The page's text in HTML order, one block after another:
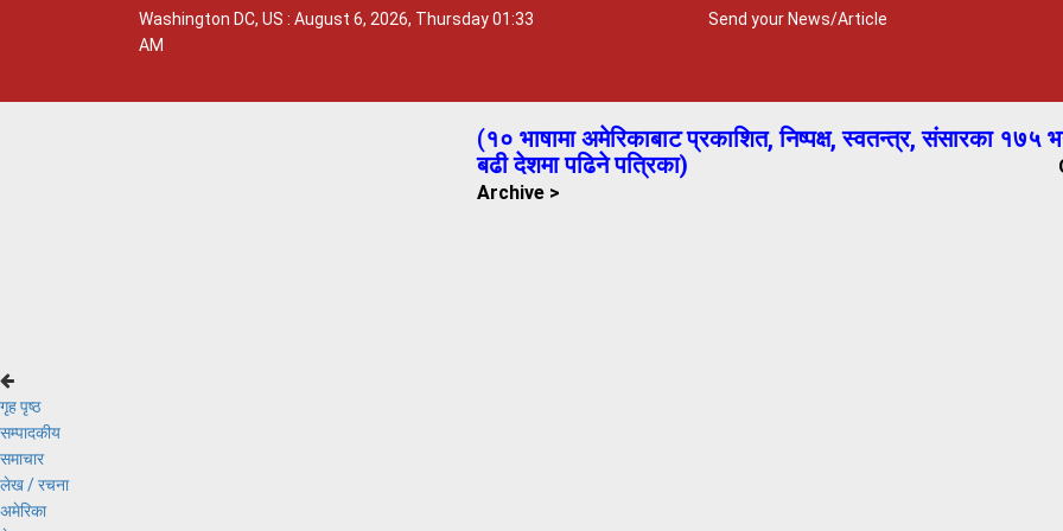
Washington DC, US : August 6, 2026, Thursday 01:33
AM
Send your News/Article
(१० भाषामा अमेरिकाबाट प्रकाशित, निष्पक्ष, स्वतन्त्र,संसारका १७५
बढी देशमा पढिने पत्रिका)
Archive >
गृह पृष्ठ
सम्पादकीय
समाचार
लेख / रचना
अमेरिका